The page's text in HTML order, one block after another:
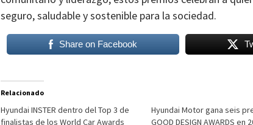
seguro, saludable y sostenible para la sociedad.
Share on Facebook
Relacionado
Hyundai INSTER dentro del Top 3 de
finalistas de los World Car Awards
Hyundai Motor gana seis
GOOD DESIGN AWARDS en